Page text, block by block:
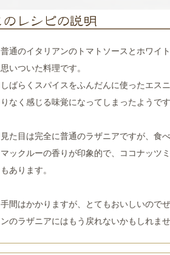
普通のイタリアンのトマトソースとホワイ
思いついた料理です。
しばらくスパイスをふんだんに使ったエス
りなく感じる味覚になってしまったようです
見た目は完全に普通のラザニアですが、食
マックルーの香りが印象的で、ココナッツ
もあります。
手間はかかりますが、とてもおいしいので
ンのラザニアにはもう戻れないかもしれませ